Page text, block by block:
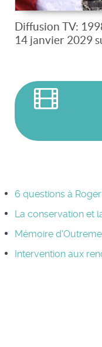
Diffusion TV:
14 janvier 2029
6 questions à
La conservation et
Mémoire
Intervention aux